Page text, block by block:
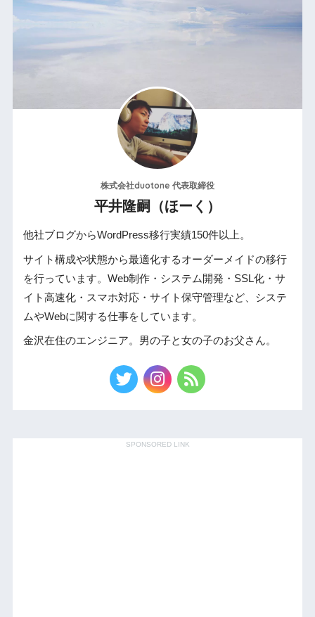
株式会社duotone 代表取締役
平井隆嗣（ほーく）
他社ブログからWordPress移行実績150件以上。
サイト構成や状態から最適化するオーダーメイドの移行
を行っています。Web制作・システム開発・SSL化・サ
イト高速化・スマホ対応・サイト保守管理など、システ
ムやWebに関する仕事をしています。
金沢在住のエンジニア。男の子と女の子のお父さん。
SPONSORED LINK